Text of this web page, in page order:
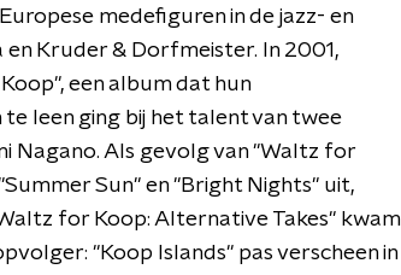
medefiguren in de jazz- en
Kruder & Dorfmeister. In 2001,
een album dat hun
leen ging bij het talent van twee
Nagano. Als gevolg van "Waltz for
Sun" en "Bright Nights" uit,
for Koop: Alternative Takes" kwam
"Koop Islands" pas verscheen in